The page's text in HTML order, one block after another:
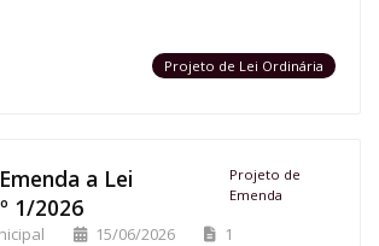
Projeto de Lei Ordinária
a Lei
1/2026
Projeto de
Emenda
15/06/2026 1